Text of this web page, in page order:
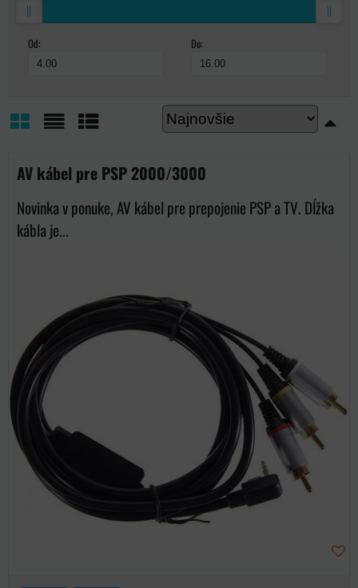
Od: Do:
AV kábel pre PSP 2000/3000
Novinka v ponuke, AV kábel pre prepojenie PSP a TV. Dĺžka
kábla je...